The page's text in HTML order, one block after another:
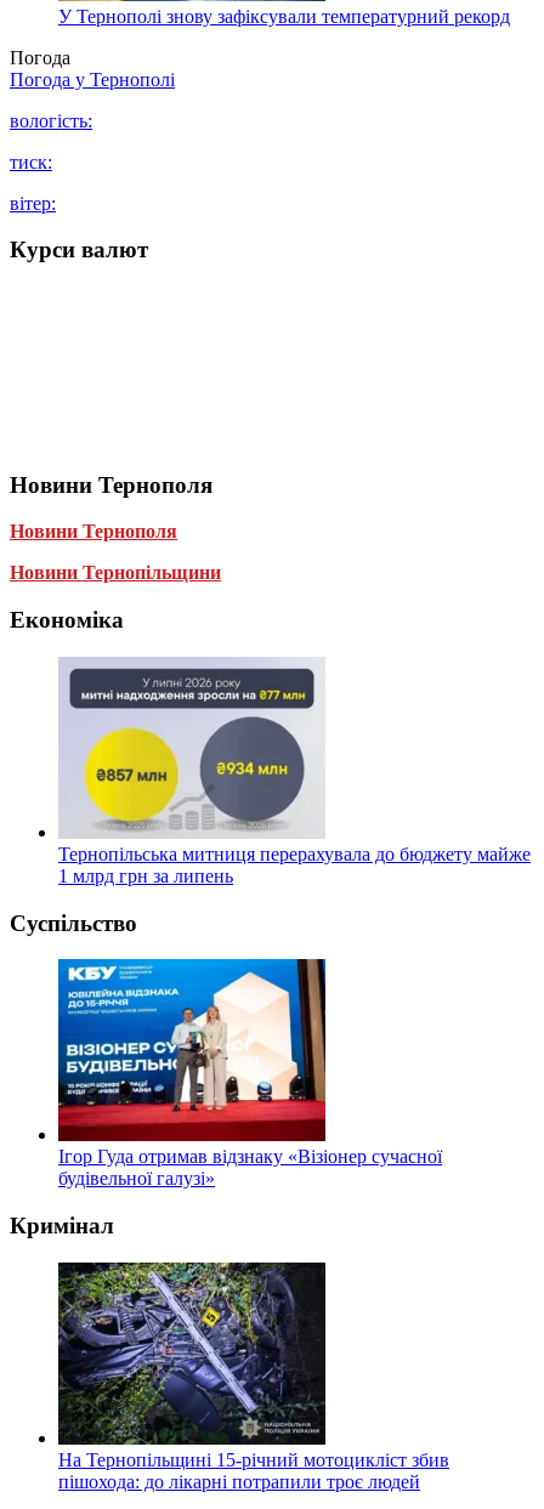
У Тернополі знову зафіксували температурний рекорд
Погода
Погода у Тернополі
вологість:
тиск:
вітер:
Курси валют
Новини Тернополя
Новини Тернополя
Новини Тернопільщини
Економіка
Тернопільська митниця перерахувала до бюджету майже
1 млрд грн за липень
Суспільство
Ігор Гуда отримав відзнаку «Візіонер сучасної
будівельної галузі»
Кримінал
На Тернопільщині 15-річний мотоцикліст збив
пішохода: до лікарні потрапили троє людей